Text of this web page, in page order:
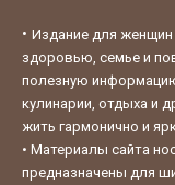
• Издание для женщин
здоровью, семье и
полезную
кулинарии, отдыха и
жить гармонично и
• Материалы сайта
предназначены для